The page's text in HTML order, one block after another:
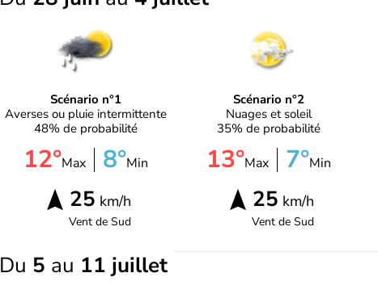
Scénario n°1
Averses ou pluie intermittente
48% de probabilité
12°Max 8°Min
25 km/h
Vent deSud
Scénario n°2
Nuages et soleil
35% de probabilité
13°Max 7°Min
25 km/h
Vent deSud
Du 5 au 11 juillet